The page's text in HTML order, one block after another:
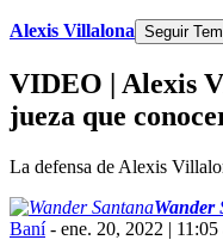
Alexis Villalona Seguir
VIDEO | Alexis
jueza que
La defensa de Alexis
Wander
Baní- ene. 20, 2022 | 11:05